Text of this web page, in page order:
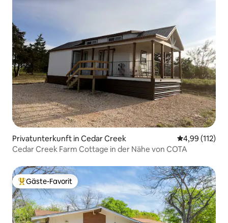
Privatunterkunft in Cedar Creek
4,99 (112)
Cedar Creek Farm Cottage in der Nähe von COTA
Beliebter Gäste-Favorit.
Gäste-Favorit